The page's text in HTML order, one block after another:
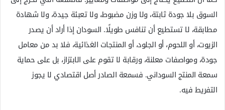
السوق بلا جودة ثابتة، ولا وزن مضبوط، ولا تعبئة جيدة، ولا شهادة
مطابقة، لا تستطيع أن تنافس طويلًا. السودان إذا أراد أن يصدر
الزيوت، أو اللحوم، أو الجلود، أو المنتجات الغذائية، فلا بد من معامل
جودة، ومواصفات معلنة، ورقابة لا تقوم على الابتزاز، بل على حماية
سمعة المنتج السوداني. فسمعة الصادر أصل اقتصادي لا يجوز
التفريط فيه.